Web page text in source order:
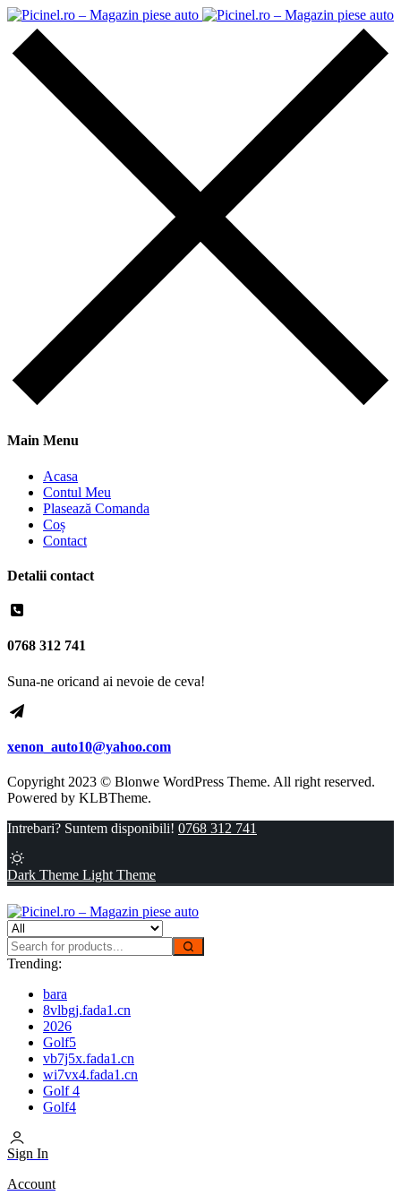
Main Menu
Acasa
Contul Meu
Plasează Comanda
Coș
Contact
Detalii contact
0768 312 741
Suna-ne oricand ai nevoie de ceva!
xenon_auto10@yahoo.com
Copyright 2023 © Blonwe WordPress Theme. All right reserved.
Powered by KLBTheme.
Intrebari? Suntem disponibili! 0768 312 741
Dark Theme Light Theme
Trending:
bara
8vlbgj.fada1.cn
2026
Golf5
vb7j5x.fada1.cn
wi7vx4.fada1.cn
Golf 4
Golf4
Sign In
Account